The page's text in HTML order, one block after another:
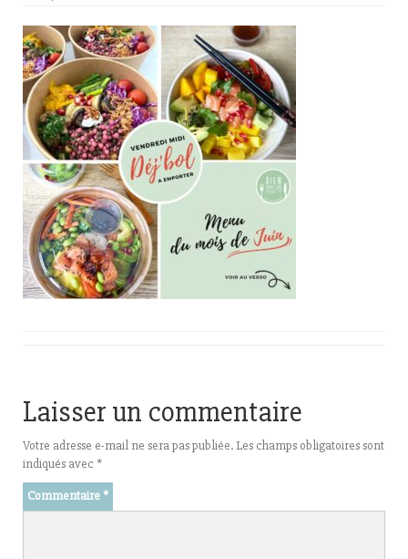
Laisser un commentaire
Votre adresse e-mail ne sera pas publiée. Les champs obligatoires sont
indiqués avec *
Commentaire *